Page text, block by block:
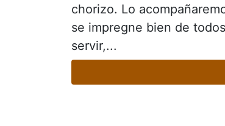
chorizo. Lo
se impregne bien de
servir,...